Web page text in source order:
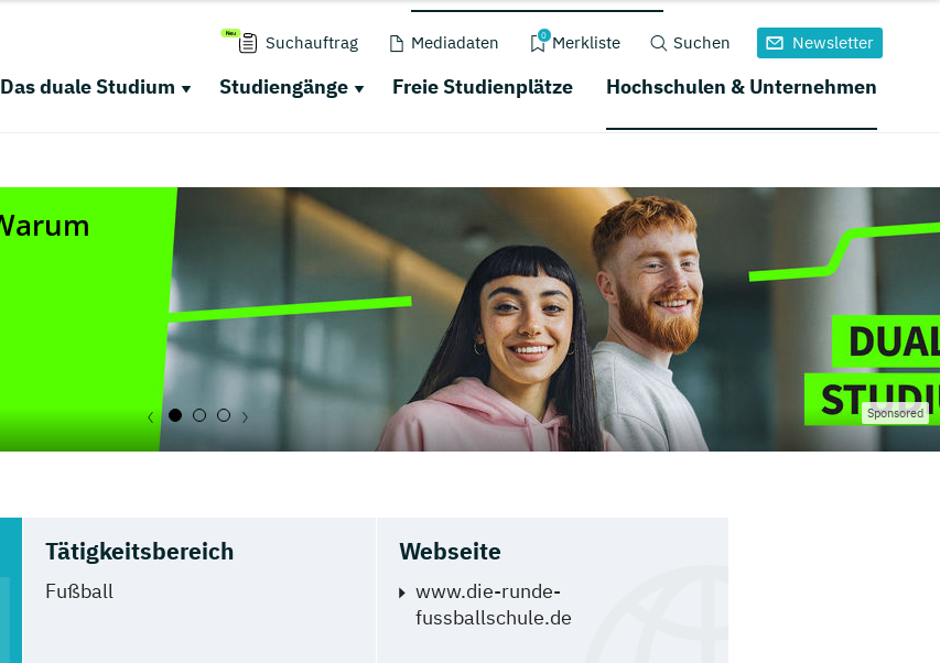
Suchauftrag Mediadaten 0 Merkliste Suchen Newsletter
Das duale Studium Studiengänge Freie Studienplätze Hochschulen & Unternehmen
Sponsored
Tätigkeitsbereich
Fußball
Webseite
www.die-runde-
fussballschule.de